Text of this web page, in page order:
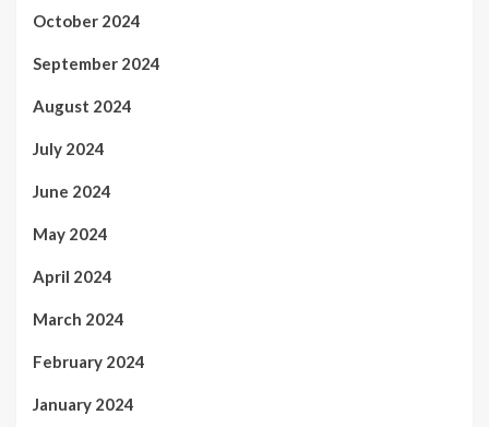
October 2024
September 2024
August 2024
July 2024
June 2024
May 2024
April 2024
March 2024
February 2024
January 2024